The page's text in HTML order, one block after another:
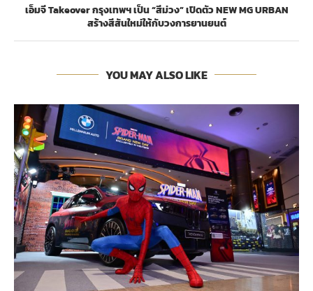
เอ็มจี Takeover กรุงเทพฯ เป็น “สีม่วง” เปิดตัว NEW MG URBAN
สร้างสีสันใหม่ให้กับวงการยานยนต์
YOU MAY ALSO LIKE